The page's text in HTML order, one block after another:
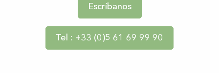
Escríbanos
Tel : +33 (0)5 61 69 99 90